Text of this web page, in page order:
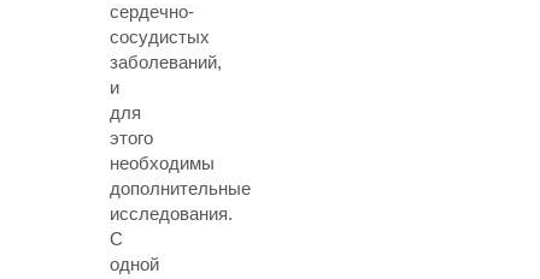
сердечно-
сосудистых
заболеваний,
и
для
этого
необходимы
дополнительные
исследования.
С
одной